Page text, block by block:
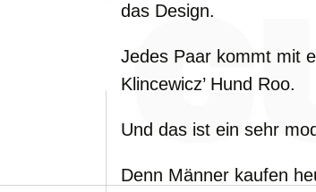
das Design.
Jedes Paar kommt mit
Klincewicz’ Hund Roo.
Und das ist ein sehr
Denn Männer kaufen